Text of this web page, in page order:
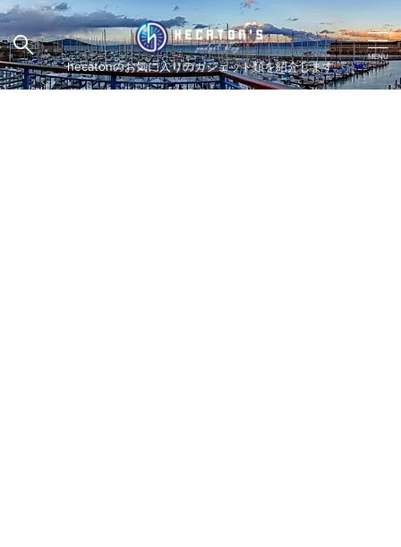
hecatonのお気に入りのガジェット類を紹介します